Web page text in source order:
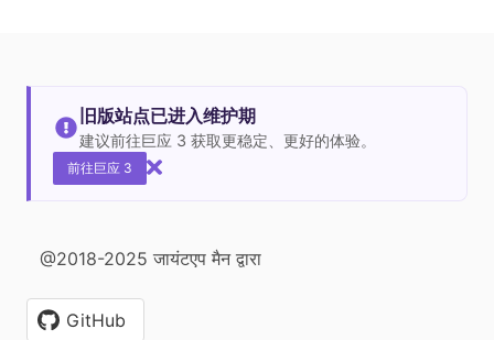
旧版站点已进入维护期
建议前往巨应 3 获取更稳定、更好的体验。
前往巨应 3
@2018-2025 जायंटएप मैन द्वारा
GitHub